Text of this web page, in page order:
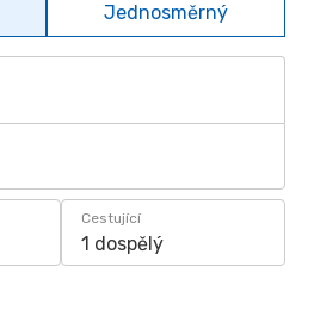
Jednosměrný
Cestující
1 dospělý